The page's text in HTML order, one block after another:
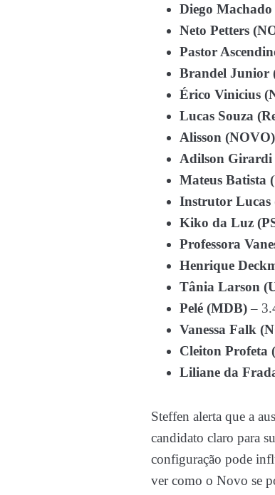
Diego Machado
Neto Petters
Pastor
Brandel Junior
Érico Vinicius
Lucas Souza
Alisson (NOVO)
Adilson
Mateus Batista
Instrutor Lucas
Kiko da Luz
Professora
Henrique
Tânia Larson
Pelé (MDB) –
Vanessa Falk
Cleiton Profeta
Liliane da
Steffen alerta que a
candidato claro para
configuração pode
ver como o Novo se